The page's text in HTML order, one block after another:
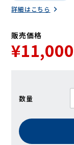
詳細はこちら
販売価格
¥11,000
数量